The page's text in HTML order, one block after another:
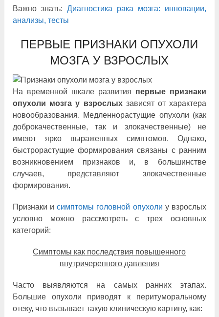
Важно знать:Диагностика рака мозга: инновации,
анализы, тесты
ПЕРВЫЕ ПРИЗНАКИ ОПУХОЛИ
МОЗГА У ВЗРОСЛЫХ
На временной шкале развития первые признаки
опухоли мозга у взрослыхзависят от характера
новообразования. Медленнорастущие опухоли (как
доброкачественные, так и злокачественные) не
имеют ярко выраженных симптомов. Однако,
быстрорастущие формирования связаны с ранним
возникновением признаков и, в большинстве
случаев, представляют злокачественные
формирования.
Признаки исимптомы головной опухоли у взрослых
условно можно рассмотреть с трех основных
категорий:
Симптомы как последствия повышенного
внутричерепного давления
Часто выявляются на самых ранних этапах.
Большие опухоли приводят к перитуморальному
отеку, что вызывает такую клиническую картину, как: